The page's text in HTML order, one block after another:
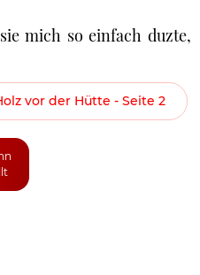
mich so einfach duzte,
vor der Hütte - Seite 2